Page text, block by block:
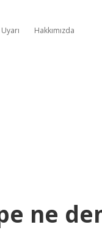
Hakkımızda
ne